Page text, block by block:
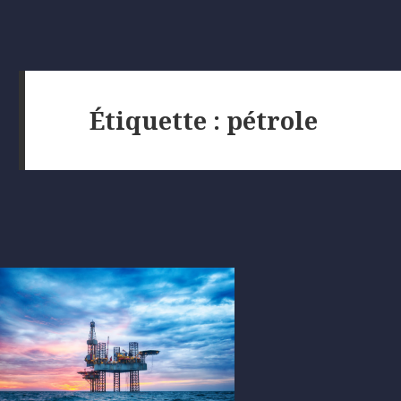
Étiquette : pétrole